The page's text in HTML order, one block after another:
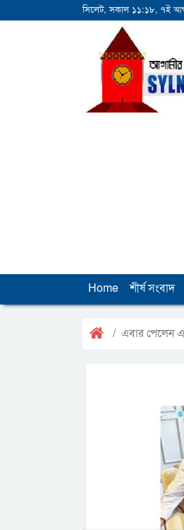
সিলেট, সকাল ১১:১৮, ৭ই
Home শীর্ষ সংবাদ
এবার পেলেন